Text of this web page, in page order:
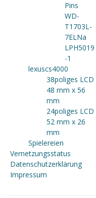
Pins
WD-
T1703L-
7ELNa
LPH5019
-1
lexuscs4000
38poliges LCD
48 mm x 56
mm
24poliges LCD
52 mm x 26
mm
Spielereien
Vernetzungsstatus
Datenschutzerklärung
Impressum